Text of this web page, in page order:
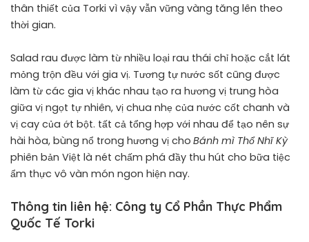
thân thiết của Torki vì vậy vẫn vững vàng tăng lên theo
thời gian.
Salad rau được làm từ nhiều loại rau thái chỉ hoặc cắt lát
mỏng trộn đều với gia vị. Tương tự nước sốt cũng được
làm từ các gia vị khác nhau tạo ra hương vị trung hòa
giữa vị ngọt tự nhiên, vị chua nhẹ của nước cốt chanh và
vị cay của ớt bột. tất cả tổng hợp với nhau để tạo nên sự
hài hòa, bùng nổ trong hương vị cho Bánh mì Thổ Nhĩ Kỳ
phiên bản Việt là nét chấm phá đầy thu hút cho bữa tiệc
ẩm thực vô vàn món ngon hiện nay.
Thông tin liên hệ: Công ty Cổ Phần Thực Phẩm
Quốc Tế Torki